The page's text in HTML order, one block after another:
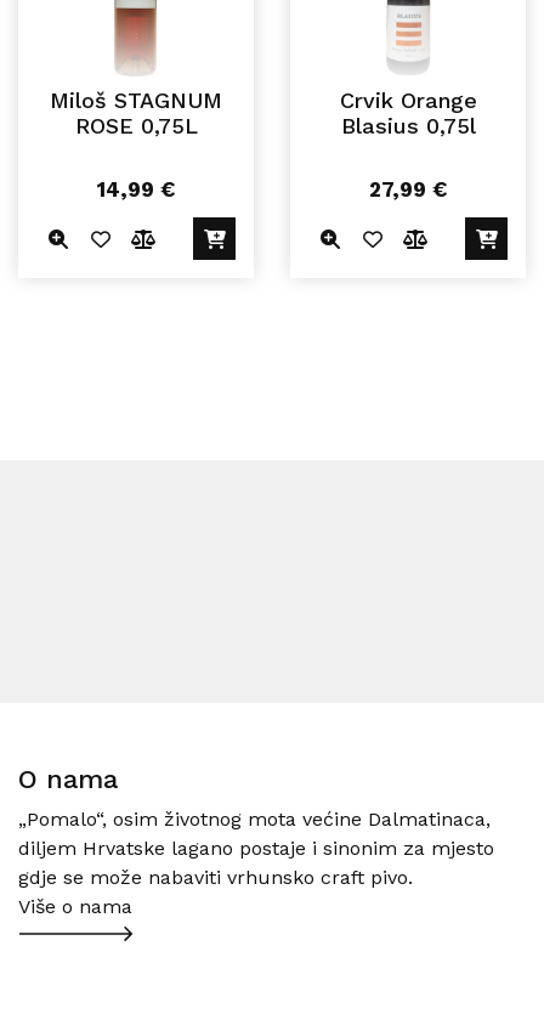
Miloš STAGNUM
ROSE 0,75L
14,99 €
Crvik Orange
Blasius 0,75l
27,99 €
O nama
„Pomalo“, osim životnog mota većine Dalmatinaca,
diljem Hrvatske lagano postaje i sinonim za mjesto
gdje se može nabaviti vrhunsko craft pivo.
Više o nama